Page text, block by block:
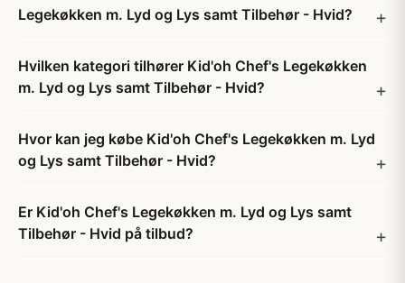
Legekøkken m. Lyd og Lys samt Tilbehør - Hvid?
Hvilken kategori tilhører Kid'oh Chef's Legekøkken
m. Lyd og Lys samt Tilbehør - Hvid?
Hvor kan jeg købe Kid'oh Chef's Legekøkken m. Lyd
og Lys samt Tilbehør - Hvid?
Er Kid'oh Chef's Legekøkken m. Lyd og Lys samt
Tilbehør - Hvid på tilbud?